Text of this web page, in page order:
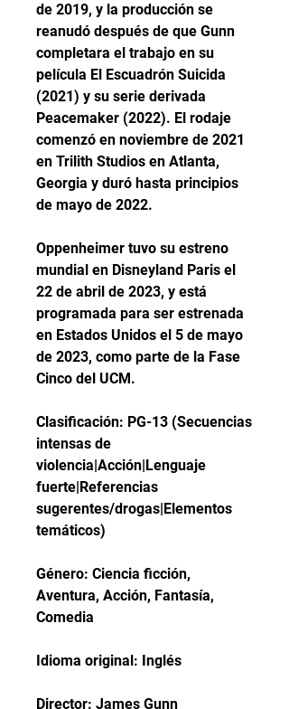
de 2019, y la producción se
reanudó después de que Gunn
completara el trabajo en su
película El Escuadrón Suicida
(2021) y su serie derivada
Peacemaker (2022). El rodaje
comenzó en noviembre de 2021
en Trilith Studios en Atlanta,
Georgia y duró hasta principios
de mayo de 2022.
Oppenheimer tuvo su estreno
mundial en Disneyland Paris el
22 de abril de 2023, y está
programada para ser estrenada
en Estados Unidos el 5 de mayo
de 2023, como parte de la Fase
Cinco del UCM.
Clasificación: PG-13 (Secuencias
intensas de
violencia|Acción|Lenguaje
fuerte|Referencias
sugerentes/drogas|Elementos
temáticos)
Género: Ciencia ficción,
Aventura, Acción, Fantasía,
Comedia
Idioma original: Inglés
Director: James Gunn